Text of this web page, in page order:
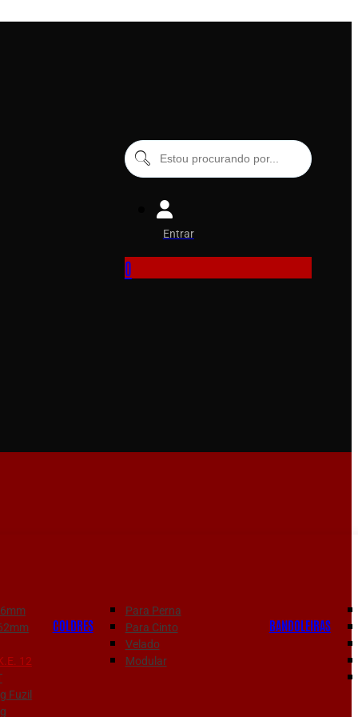
Entrar
0
12
Fuzil
COLDRES
Para Perna
Para Cinto
Velado
Modular
BANDOLEIRAS